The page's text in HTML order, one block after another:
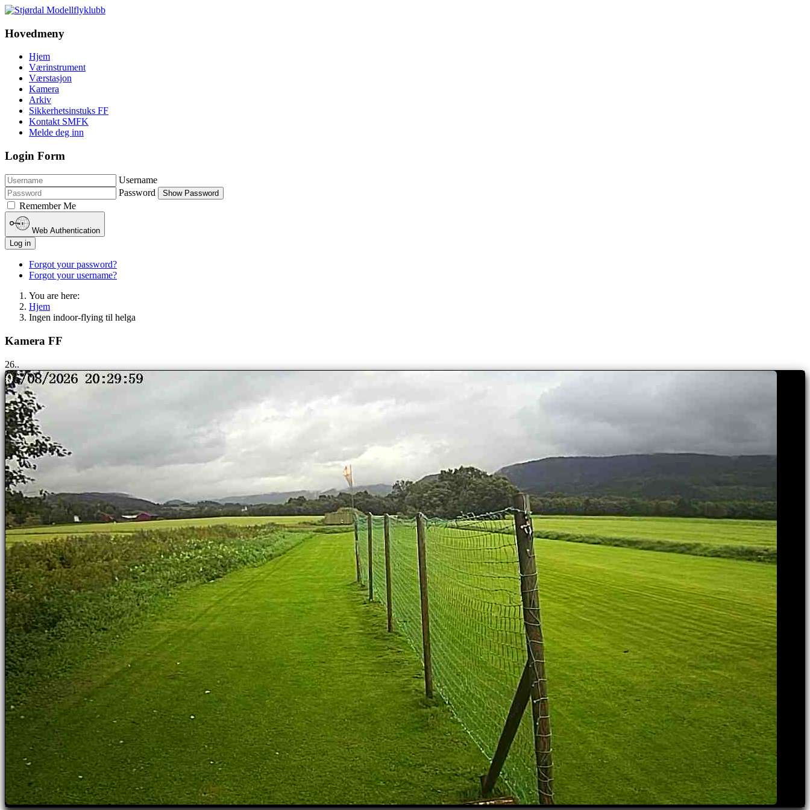
Hovedmeny
Hjem
Værinstrument
Værstasjon
Kamera
Arkiv
Sikkerhetsinstuks FF
Kontakt SMFK
Melde deg inn
Login Form
Username
Password
Show Password
Remember Me
Web Authentication
Log in
Forgot your password?
Forgot your username?
You are here:
Hjem
Ingen indoor-flying til helga
Kamera FF
25..